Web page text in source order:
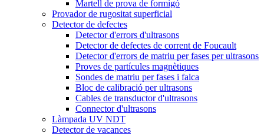
Martell de prova de formigó
Provador de rugositat superficial
Detector de defectes
Detector d'errors d'ultrasons
Detector de defectes de corrent de Foucault
Detector d'errors de matriu per fases per ultrasons
Proves de partícules magnètiques
Sondes de matriu per fases i falca
Bloc de calibració per ultrasons
Cables de transductor d'ultrasons
Connector d'ultrasons
Làmpada UV NDT
Detector de vacances